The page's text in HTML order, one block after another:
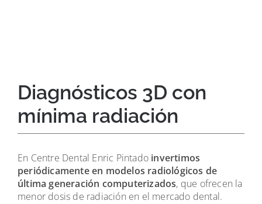
Diagnósticos 3D con
mínima radiación
En Centre Dental Enric Pintadoinvertimos
periódicamente en modelos radiológicos de
última generación computerizados, que ofrecen la
menor dosis de radiación en el mercado dental.